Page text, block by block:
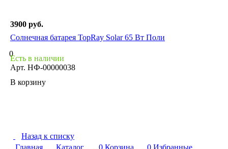
3900 руб.
Солнечная батарея TopRay Solar 65 Вт Поли
0
Есть в наличии
Арт. НФ-00000038
В корзину
Назад к списку
Главная
Каталог 0 Корзина 0 Избранные